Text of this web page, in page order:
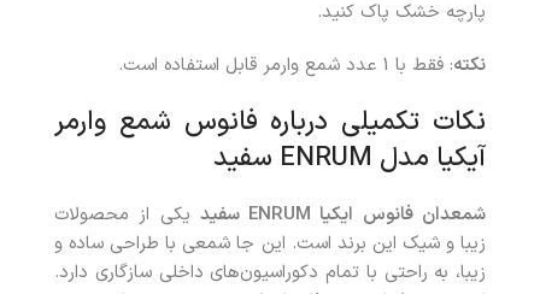
پارچه خشک پاک کنید.
نکته: فقط با 1 عدد شمع وارمر قابل استفاده است.
نکات تکمیلی درباره فانوس شمع وارمر
آیکیا مدل ENRUM سفید
شمعدان فانوس ایکیا سفید یکی از محصولات
زیبا و شیک این برند است. این جا شمعی با طراحی ساده و
زیبا، به راحتی با تمام دکوراسیون‌های داخلی سازگاری دارد.